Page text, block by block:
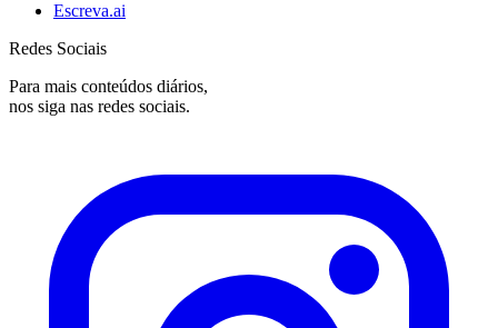
Escreva.ai
Redes Sociais
Para mais conteúdos diários,
nos siga nas redes sociais.